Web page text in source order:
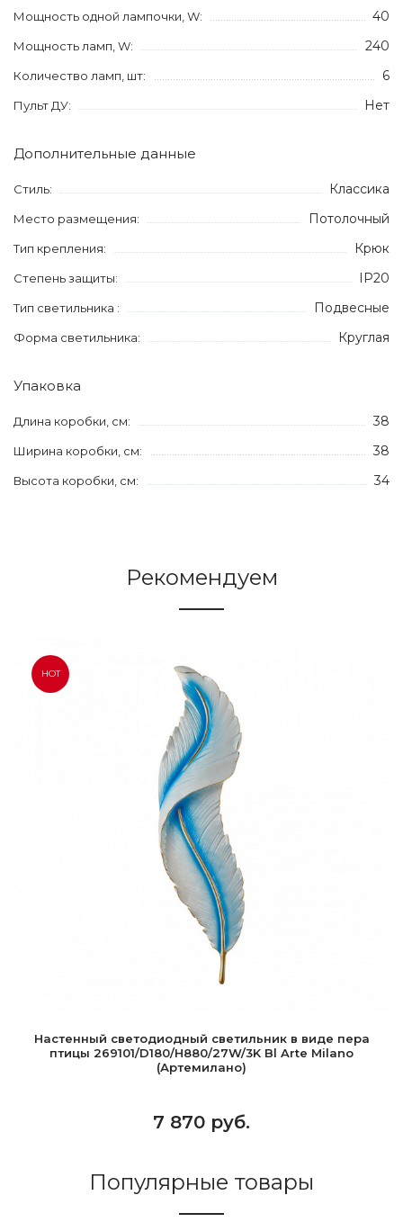
Мощность одной лампочки, W: 40
Мощность ламп, W: 240
Количество ламп, шт: 6
Пульт ДУ: Нет
Дополнительные данные
Стиль: Классика
Место размещения: Потолочный
Тип крепления: Крюк
Степень защиты: IP20
Тип светильника : Подвесные
Форма светильника: Круглая
Упаковка
Длина коробки, см: 38
Ширина коробки, см: 38
Высота коробки, см: 34
Рекомендуем
HOT
Настенный светодиодный светильник в виде пера
птицы 269101/D180/H880/27W/3K Bl Arte Milano
(Артемилано)
7 870 руб.
Популярные товары